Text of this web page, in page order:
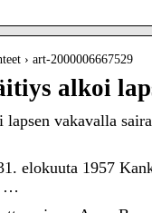
› art-2000006667529
alkoi
vakavalla
elokuuta 1957
…